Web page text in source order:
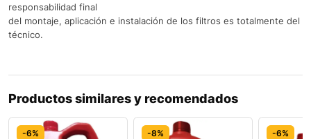
responsabilidad final
del montaje, aplicación e instalación de los filtros es totalmente del
técnico.
Productos similares y recomendados
-6% -8% -6%